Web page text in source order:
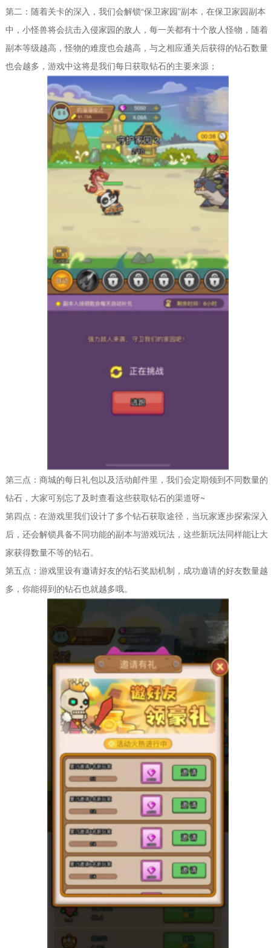
第二：随着关卡的深入，我们会解锁“保卫家园”副本，在保卫家园副本
中，小怪兽将会抗击入侵家园的敌人，每一关都有十个敌人怪物，随着
副本等级越高，怪物的难度也会越高，与之相应通关后获得的钻石数量
也会越多，游戏中这将是我们每日获取钻石的主要来源；
第三点：商城的每日礼包以及活动邮件里，我们会定期领到不同数量的
钻石，大家可别忘了及时查看这些获取钻石的渠道呀~
第四点：在游戏里我们设计了多个钻石获取途径，当玩家逐步探索深入
后，还会解锁具备不同功能的副本与游戏玩法，这些新玩法同样能让大
家获得数量不等的钻石。
第五点：游戏里设有邀请好友的钻石奖励机制，成功邀请的好友数量越
多，你能得到的钻石也就越多哦。